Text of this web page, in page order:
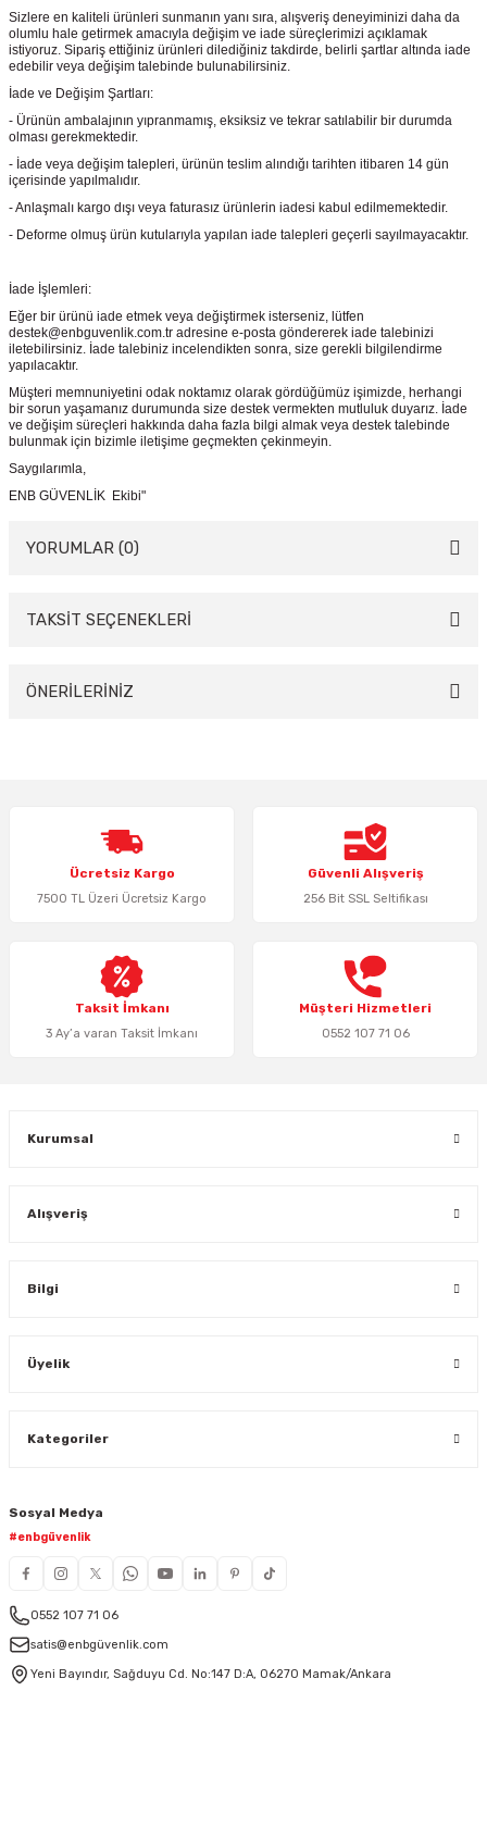
Sizlere en kaliteli ürünleri sunmanın yanı sıra, alışveriş deneyiminizi daha da
olumlu hale getirmek amacıyla değişim ve iade süreçlerimizi açıklamak
istiyoruz. Sipariş ettiğiniz ürünleri dilediğiniz takdirde, belirli şartlar altında iade
edebilir veya değişim talebinde bulunabilirsiniz.
İade ve Değişim Şartları:
- Ürünün ambalajının yıpranmamış, eksiksiz ve tekrar satılabilir bir durumda
olması gerekmektedir.
- İade veya değişim talepleri, ürünün teslim alındığı tarihten itibaren 14 gün
içerisinde yapılmalıdır.
- Anlaşmalı kargo dışı veya faturasız ürünlerin iadesi kabul edilmemektedir.
- Deforme olmuş ürün kutularıyla yapılan iade talepleri geçerli sayılmayacaktır.
İade İşlemleri:
Eğer bir ürünü iade etmek veya değiştirmek isterseniz, lütfen
destek@enbguvenlik.com.tr adresine e-posta göndererek iade talebinizi
iletebilirsiniz. İade talebiniz incelendikten sonra, size gerekli bilgilendirme
yapılacaktır.
Müşteri memnuniyetini odak noktamız olarak gördüğümüz işimizde, herhangi
bir sorun yaşamanız durumunda size destek vermekten mutluluk duyarız. İade
ve değişim süreçleri hakkında daha fazla bilgi almak veya destek talebinde
bulunmak için bizimle iletişime geçmekten çekinmeyin.
Saygılarımla,
ENB GÜVENLİK Ekibi"
YORUMLAR (0)
Bu ürüne ilk yorumu siz yapın!
TAKSİT SEÇENEKLERİ
ÖNERİLERİNİZ
Ürün resmi kalitesiz, bozuk veya görüntülenemiyor.
Ürün açıklamasında eksik bilgiler bulunuyor.
Ürün bilgilerinde hatalar bulunuyor.
Bu ürüne benzer farklı alternatifler olmalı.
Ücretsiz Kargo
7500 TL Üzeri Ücretsiz Kargo
Güvenli Alışveriş
256 Bit SSL Seltifikası
Taksit İmkanı
3 Ay’a varan Taksit İmkanı
Müşteri Hizmetleri
0552 107 71 06
Kurumsal
Alışveriş
Bilgi
Üyelik
Kategoriler
Sosyal Medya
#enbgüvenlik
0552 107 71 06
satis@enbgüvenlik.com
Yeni Bayındır, Sağduyu Cd. No:147 D:A, 06270 Mamak/Ankara